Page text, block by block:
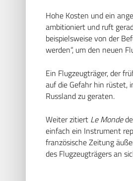
Hohe Kosten und ein
ambitioniert und ruft
beispielsweise von der
werden“, um den neuen
Ein Flugzeugträger, der
auf die Gefahr hin rüstet,
Russland zu geraten.
Weiter zitiert Le Monde
einfach ein Instrument
französische Zeitung
des Flugzeugträgers an